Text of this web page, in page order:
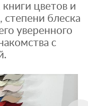
цветов и
степени блеска
уверенного
с